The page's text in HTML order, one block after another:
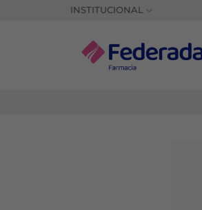
INSTITUCIONAL